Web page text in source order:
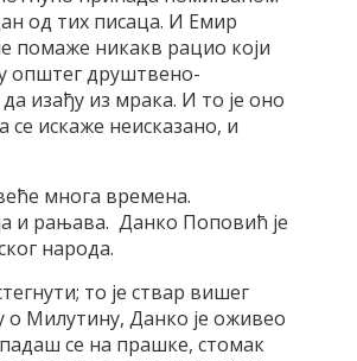
од тих писаца. И Емир
помаже никакв рацио који
општег друштвено-
изађу из мрака. И то је оно
се искаже неисказано, и
многа времена.
и рањава. Данко Поповић је
народа.
то је ствар вишег
о Милутину, Данко је оживео
се на прашке, стомак